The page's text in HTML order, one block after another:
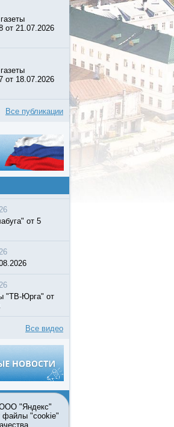
от 21.07.2026
от 18.07.2026
Все публикации
от 5
"ТВ-Юрга" от
Все видео
ООО "Яндекс"
файлы "cookie"